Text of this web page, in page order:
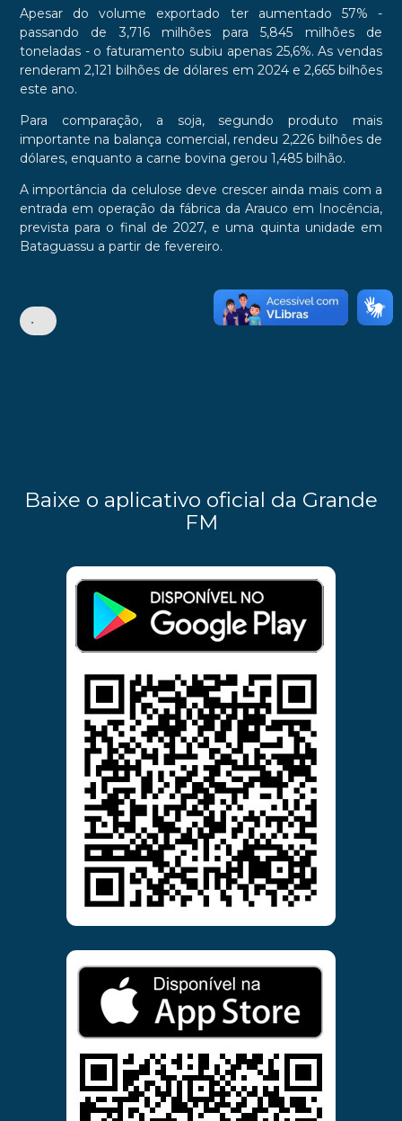
Apesar do volume exportado ter aumentado 57% -
passando de 3,716 milhões para 5,845 milhões de
toneladas - o faturamento subiu apenas 25,6%. As vendas
renderam 2,121 bilhões de dólares em 2024 e 2,665 bilhões
este ano.
Para comparação, a soja, segundo produto mais
importante na balança comercial, rendeu 2,226 bilhões de
dólares, enquanto a carne bovina gerou 1,485 bilhão.
A importância da celulose deve crescer ainda mais com a
entrada em operação da fábrica da Arauco em Inocência,
prevista para o final de 2027, e uma quinta unidade em
Bataguassu a partir de fevereiro.
•
Baixe o aplicativo oficial da Grande
FM